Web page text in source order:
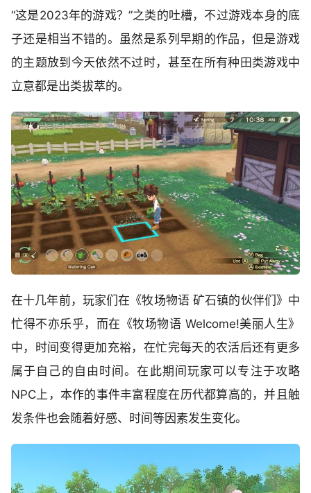
“这是2023年的游戏？”之类的吐槽，不过游戏本身的底
子还是相当不错的。虽然是系列早期的作品，但是游戏
的主题放到今天依然不过时，甚至在所有种田类游戏中
立意都是出类拔萃的。
在十几年前，玩家们在《牧场物语 矿石镇的伙伴们》中
忙得不亦乐乎，而在《牧场物语 Welcome!美丽人生》
中，时间变得更加充裕，在忙完每天的农活后还有更多
属于自己的自由时间。在此期间玩家可以专注于攻略
NPC上，本作的事件丰富程度在历代都算高的，并且触
发条件也会随着好感、时间等因素发生变化。